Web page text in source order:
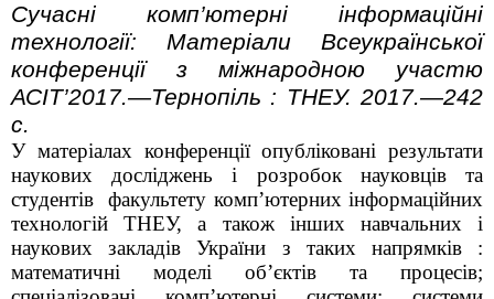
Сучасні комп’ютерні інформаційні
технології: Матеріали Всеукраїнської
конференції з міжнародною участю
АСІТ’2017.—Тернопіль : ТНЕУ. 2017.—242
с.
У матеріалах конференції опубліковані результати
наукових досліджень і розробок науковців та
студентів факультету комп’ютерних інформаційних
технологій ТНЕУ, а також інших навчальних і
наукових закладів України з таких напрямків :
математичні моделі об’єктів та процесів;